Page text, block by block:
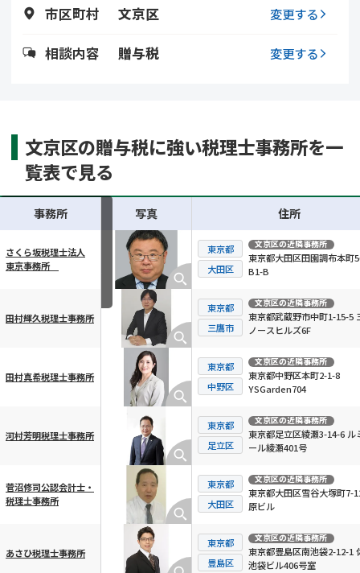
市区町村 文京区 変更する
相談内容 贈与税 変更する
文京区の贈与税に強い税理士事務所を一
覧表で見る
横スクロール可能
事務所 写真 住所
さくら坂税理士法人
東京事務所
東京都
大田区
文京区の近隣事務所
東京都大田区田園調布本町
B1-B
田村輝久税理士事務所
東京都
三鷹市
文京区の近隣事務所
東京都武蔵野市中町1-15-5
ノースヒルズ6F
田村真希税理士事務所
東京都
中野区
文京区の近隣事務所
東京都中野区本町2-1-8
YSGarden704
河村芳明税理士事務所
東京都
足立区
文京区の近隣事務所
東京都足立区綾瀬3-14-6 ル
ール綾瀬401号
菅沼修司公認会計士・
税理士事務所
東京都
大田区
文京区の近隣事務所
東京都大田区雪谷大塚町7-
原ビル
あさひ税理士事務所
東京都
豊島区
文京区の近隣事務所
東京都豊島区南池袋2-12-1
池袋ビル406号室